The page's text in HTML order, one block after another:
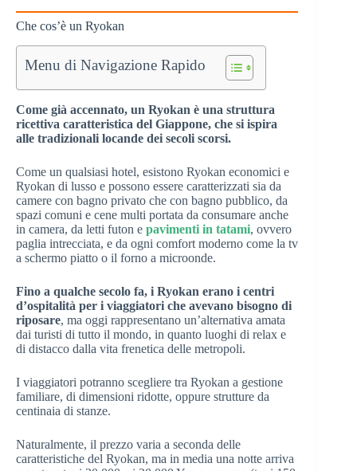
Che cos’è un Ryokan
Menu di Navigazione Rapido
Come già accennato, un Ryokan è una struttura
ricettiva caratteristica del Giappone, che si ispira
alle tradizionali locande dei secoli scorsi.
Come un qualsiasi hotel, esistono Ryokan economici e
Ryokan di lusso e possono essere caratterizzati sia da
camere con bagno privato che con bagno pubblico, da
spazi comuni e cene multi portata da consumare anche
in camera, da letti futon e pavimenti in tatami, ovvero
paglia intrecciata, e da ogni comfort moderno come la tv
a schermo piatto o il forno a microonde.
Fino a qualche secolo fa, i Ryokan erano i centri
d’ospitalità per i viaggiatori che avevano bisogno di
riposare, ma oggi rappresentano un’alternativa amata
dai turisti di tutto il mondo, in quanto luoghi di relax e
di distacco dalla vita frenetica delle metropoli.
I viaggiatori potranno scegliere tra Ryokan a gestione
familiare, di dimensioni ridotte, oppure strutture da
centinaia di stanze.
Naturalmente, il prezzo varia a seconda delle
caratteristiche del Ryokan, ma in media una notte arriva